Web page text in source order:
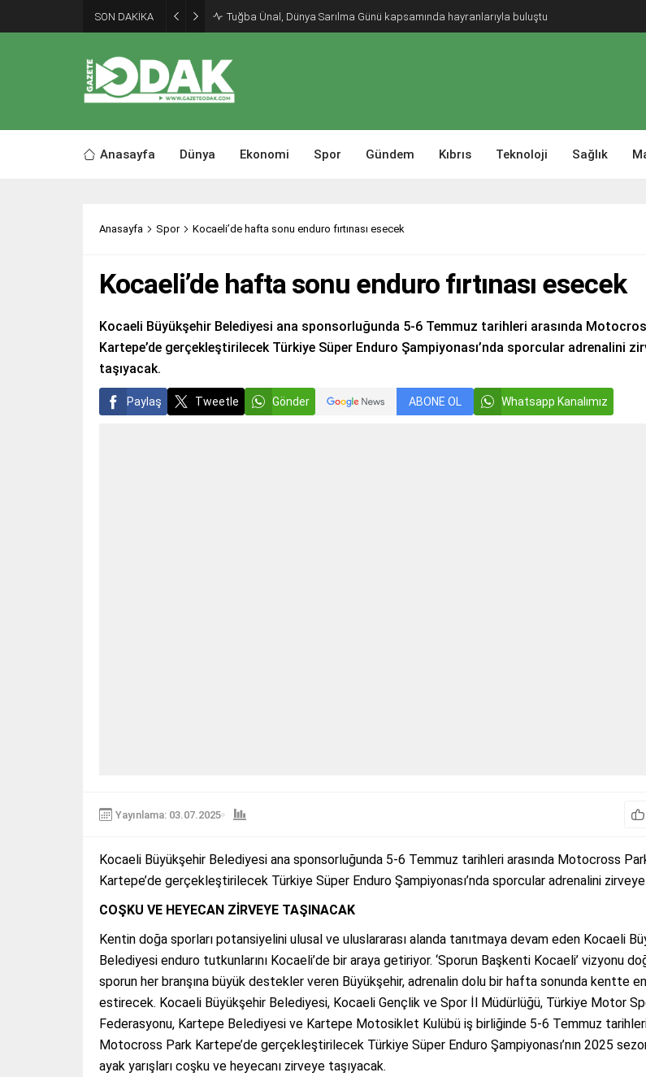
SON DAKİKA Tuğba Ünal, Dünya Sarılma Günü kapsamında hayranlarıyla buluştu
Anasayfa Dünya Ekonomi Spor Gündem Kıbrıs Teknoloji Sağlık
Anasayfa Spor Kocaeli’de hafta sonu enduro fırtınası esecek
Kocaeli’de hafta sonu enduro fırtınası esecek
Kocaeli Büyükşehir Belediyesi ana sponsorluğunda 5-6 Temmuz tarihleri arasında
Kartepe’de gerçekleştirilecek Türkiye Süper Enduro Şampiyonası’nda sporcular adrenalini
taşıyacak.
Paylaş Tweetle Gönder ABONE OL Whatsapp Kanalımız
Yayınlama: 03.07.2025
Kocaeli Büyükşehir Belediyesi ana sponsorluğunda 5-6 Temmuz tarihleri arasında Motocross
Kartepe’de gerçekleştirilecek Türkiye Süper Enduro Şampiyonası’nda sporcular adrenalini
COŞKU VE HEYECAN ZİRVEYE TAŞINACAK
Kentin doğa sporları potansiyelini ulusal ve uluslararası alanda tanıtmaya devam eden Kocaeli
Belediyesi enduro tutkunlarını Kocaeli’de bir araya getiriyor. ‘Sporun Başkenti Kocaeli’ vizyonu
sporun her branşına büyük destekler veren Büyükşehir, adrenalin dolu bir hafta sonunda kentte
estirecek. Kocaeli Büyükşehir Belediyesi, Kocaeli Gençlik ve Spor İl Müdürlüğü, Türkiye Motor
Federasyonu, Kartepe Belediyesi ve Kartepe Motosiklet Kulübü iş birliğinde 5-6 Temmuz tarihleri
Motocross Park Kartepe’de gerçekleştirilecek Türkiye Süper Enduro Şampiyonası’nın 2025
ayak yarışları coşku ve heyecanı zirveye taşıyacak.